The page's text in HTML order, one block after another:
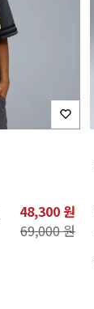
48,300 원
69,000 원